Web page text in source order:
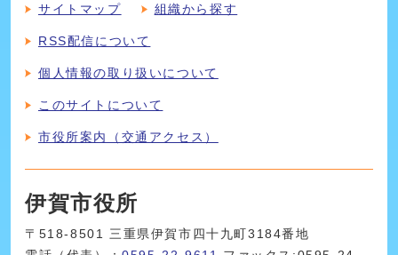
サイトマップ 組織から探す
RSS配信について
個人情報の取り扱いについて
このサイトについて
市役所案内（交通アクセス）
伊賀市役所
〒518-8501 三重県伊賀市四十九町3184番地